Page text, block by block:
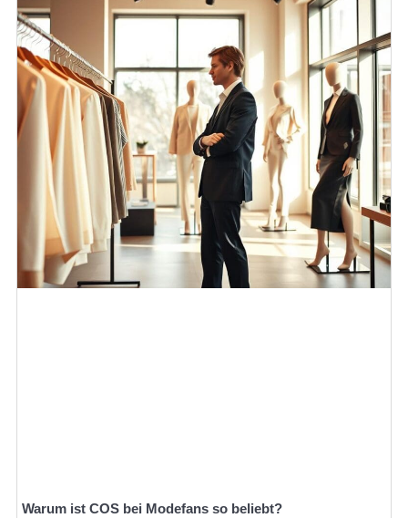
Warum ist COS bei Modefans so beliebt?